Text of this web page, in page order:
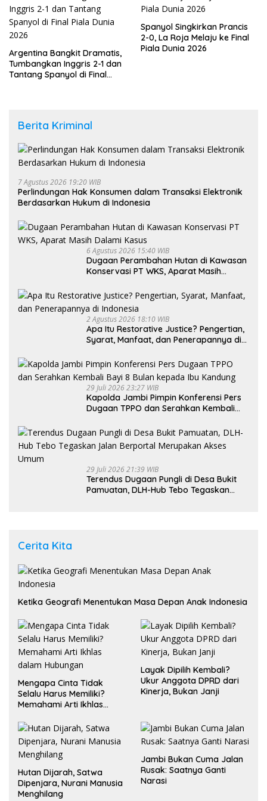
Argentina Bangkit Dramatis,
Tumbangkan Inggris 2-1 dan
Tantang Spanyol di Final
Spanyol Singkirkan Prancis
2-0, La Roja Melaju ke Final
Piala Dunia 2026
Berita Kriminal
7 Agustus 2026 19:20 WIB
Perlindungan Hak Konsumen dalam Transaksi Elektronik
Berdasarkan Hukum di Indonesia
6 Agustus 2026 15:40 WIB
Dugaan Perambahan Hutan di Kawasan
Konservasi PT WKS, Aparat Masih
2 Agustus 2026 18:10 WIB
Apa Itu Restorative Justice? Pengertian,
Syarat, Manfaat, dan Penerapannya di
29 Juli 2026 23:27 WIB
Kapolda Jambi Pimpin Konferensi Pers
Dugaan TPPO dan Serahkan Kembali
29 Juli 2026 21:39 WIB
Terendus Dugaan Pungli di Desa Bukit
Pamuatan, DLH-Hub Tebo Tegaskan
Cerita Kita
Ketika Geografi Menentukan Masa Depan Anak Indonesia
Mengapa Cinta Tidak
Selalu Harus Memiliki?
Memahami Arti Ikhlas
Layak Dipilih Kembali?
Ukur Anggota DPRD dari
Kinerja, Bukan Janji
Hutan Dijarah, Satwa
Dipenjara, Nurani Manusia
Menghilang
Jambi Bukan Cuma Jalan
Rusak: Saatnya Ganti
Narasi